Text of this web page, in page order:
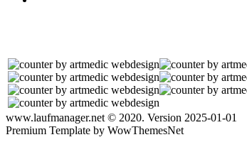
www.laufmanager.net © 2020. Version 2025-01-01
Premium Template by WowThemesNet